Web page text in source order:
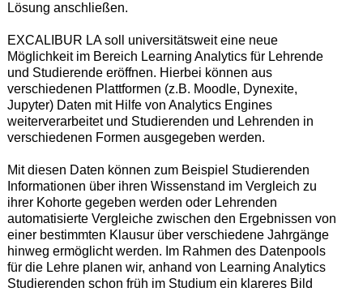
Lösung anschließen.
EXCALIBUR LA soll universitätsweit eine neue
Möglichkeit im Bereich Learning Analytics für Lehrende
und Studierende eröffnen. Hierbei können aus
verschiedenen Plattformen (z.B. Moodle, Dynexite,
Jupyter) Daten mit Hilfe von Analytics Engines
weiterverarbeitet und Studierenden und Lehrenden in
verschiedenen Formen ausgegeben werden.
Mit diesen Daten können zum Beispiel Studierenden
Informationen über ihren Wissenstand im Vergleich zu
ihrer Kohorte gegeben werden oder Lehrenden
automatisierte Vergleiche zwischen den Ergebnissen von
einer bestimmten Klausur über verschiedene Jahrgänge
hinweg ermöglicht werden. Im Rahmen des Datenpools
für die Lehre planen wir, anhand von Learning Analytics
Studierenden schon früh im Studium ein klareres Bild